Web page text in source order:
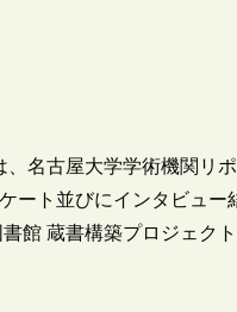
、名古屋大学学術機関リ
ート並びにインタビュ
館 蔵書構築プロジェク